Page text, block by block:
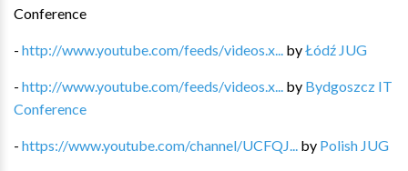
Conference
- http://www.youtube.com/feeds/videos.x... byŁódź JUG
- http://www.youtube.com/feeds/videos.x... by Bydgoszcz IT
Conference
- https://www.youtube.com/channel/UCFQJ... by Polish JUG